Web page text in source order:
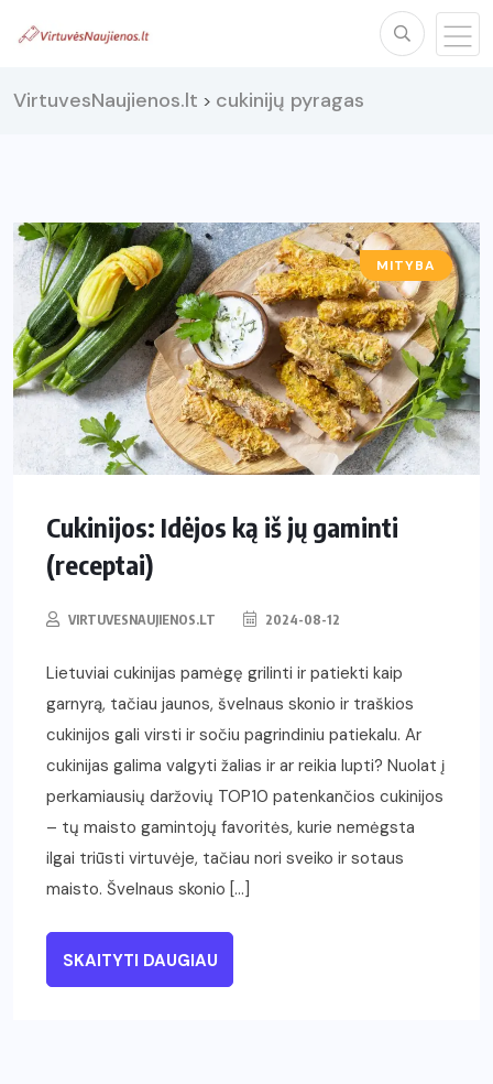
VirtuvesNaujienos.lt > cukinijų pyragas
MITYBA
Cukinijos: Idėjos ką iš jų gaminti
(receptai)
VIRTUVESNAUJIENOS.LT 2024-08-12
Lietuviai cukinijas pamėgę grilinti ir patiekti kaip
garnyrą, tačiau jaunos, švelnaus skonio ir traškios
cukinijos gali virsti ir sočiu pagrindiniu patiekalu. Ar
cukinijas galima valgyti žalias ir ar reikia lupti? Nuolat į
perkamiausių daržovių TOP10 patenkančios cukinijos
– tų maisto gamintojų favoritės, kurie nemėgsta
ilgai triūsti virtuvėje, tačiau nori sveiko ir sotaus
maisto. Švelnaus skonio […]
SKAITYTI DAUGIAU